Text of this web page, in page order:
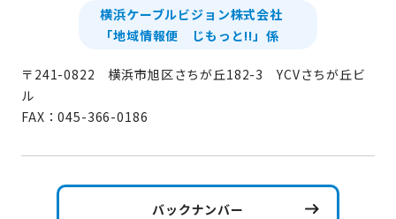
横浜ケーブルビジョン株式会社
「地域情報便 じもっと!!」係
〒241-0822 横浜市旭区さちが丘182-3 YCVさちが丘ビ
ル
FAX：045-366-0186
バックナンバー